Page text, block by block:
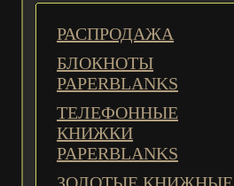
РАСПРОДАЖА
БЛОКНОТЫ
PAPERBLANKS
ТЕЛЕФОННЫЕ
КНИЖКИ
PAPERBLANKS